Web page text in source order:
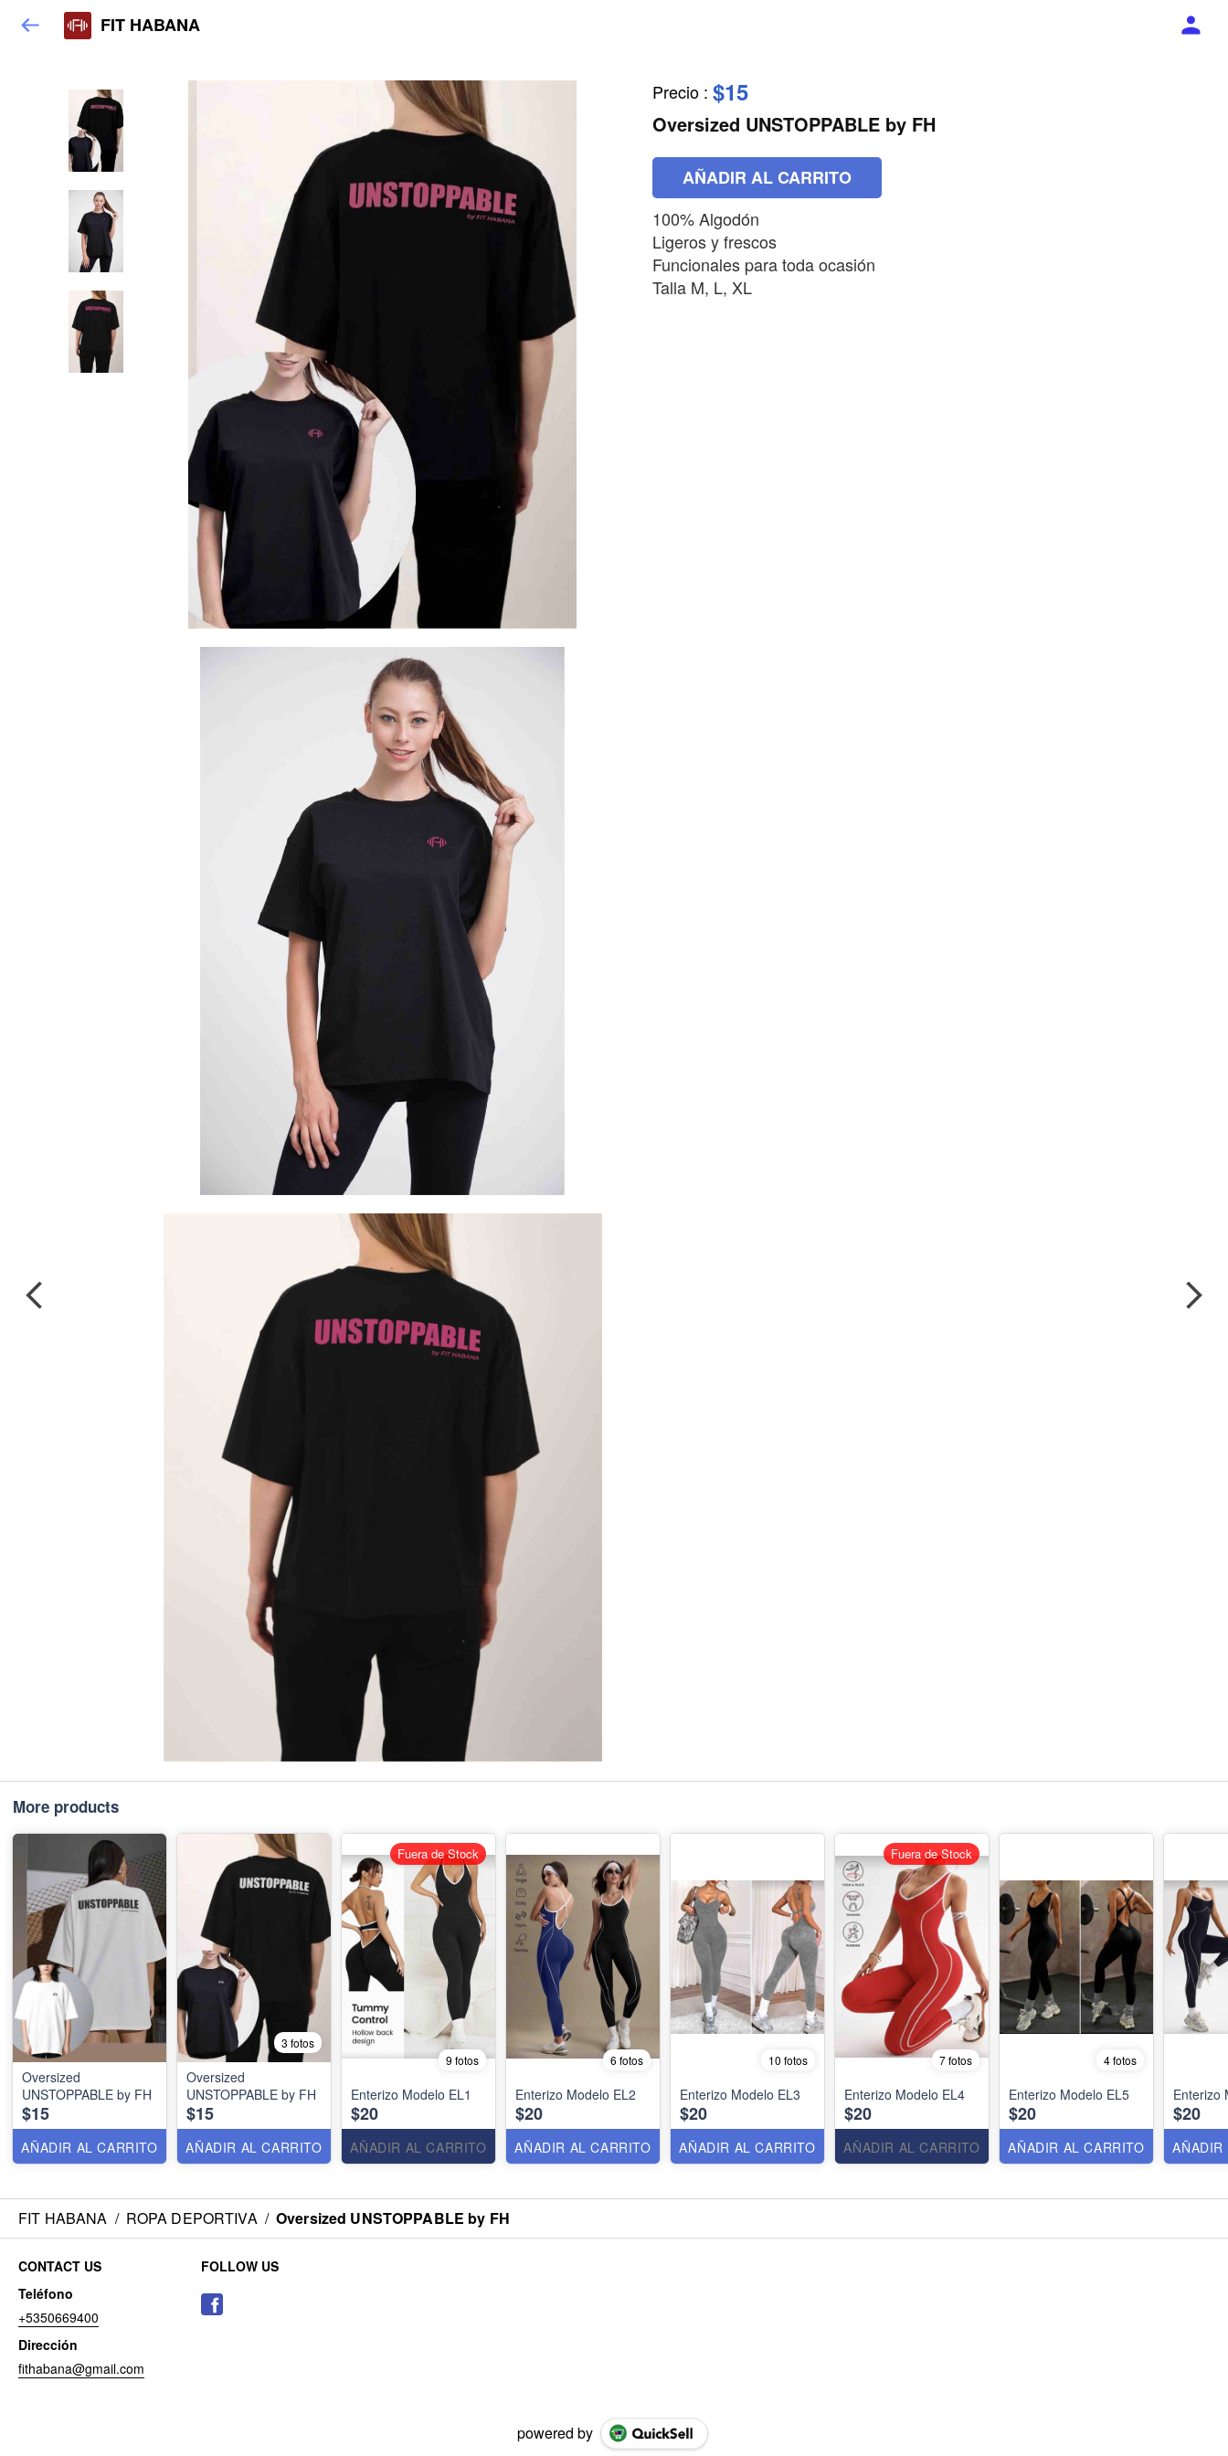
FIT HABANA
Precio : $15
Oversized UNSTOPPABLE by FH
AÑADIR AL CARRITO
100% Algodón
Ligeros y frescos
Funcionales para toda ocasión
Talla M, L, XL
More products
Oversized
UNSTOPPABLE by FH
$15
AÑADIR AL CARRITO
3 fotos
Oversized
UNSTOPPABLE by FH
$15
AÑADIR AL CARRITO
9 fotos
Enterizo Modelo EL1
$20
AÑADIR AL CARRITO
Fuera de Stock
6 fotos
Enterizo Modelo EL2
$20
AÑADIR AL CARRITO
10 fotos
Enterizo Modelo EL3
$20
AÑADIR AL CARRITO
7 fotos
Enterizo Modelo EL4
$20
AÑADIR AL CARRITO
Fuera de Stock
4 fotos
Enterizo Modelo EL5
$20
AÑADIR AL CARRITO
Enterizo
$20
AÑADIR
FIT HABANA / ROPA DEPORTIVA / Oversized UNSTOPPABLE by FH
CONTACT US
Teléfono
+5350669400
Dirección
fithabana@gmail.com
FOLLOW US
powered by